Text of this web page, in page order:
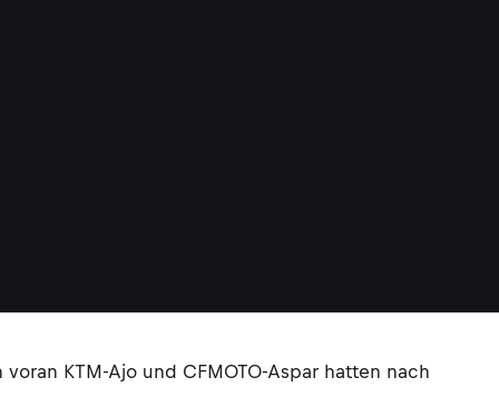
KTM-Ajo und CFMOTO-Aspar hatten nach